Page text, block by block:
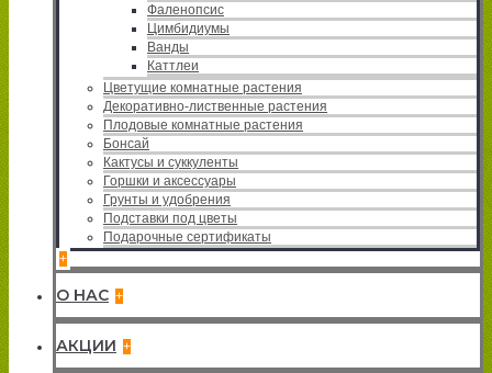
Фаленопсис
Цимбидиумы
Ванды
Каттлеи
Цветущие комнатные растения
Декоративно-лиственные растения
Плодовые комнатные растения
Бонсай
Кактусы и суккуленты
Горшки и аксессуары
Грунты и удобрения
Подставки под цветы
Подарочные сертификаты
+
О НАС +
АКЦИИ +